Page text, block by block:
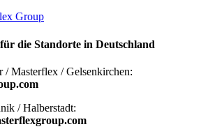
Group
die Standorte in Deutschland
/ Masterflex / Gelsenkirchen:
/ Halberstadt: